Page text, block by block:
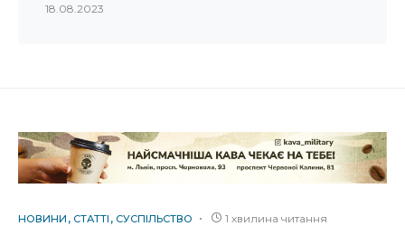
18.08.2023
НОВИНИ СТАТТІ СУСПІЛЬСТВО 1 хвилина читання